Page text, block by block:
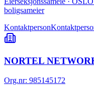
boligsameier
Kontaktperson
NORTEL
Org.nr: 985145172